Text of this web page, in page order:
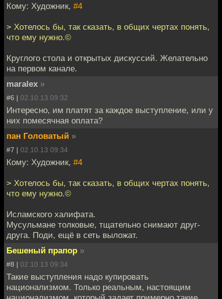
Кому: Художник, #4
> Хотелось бы, так сказать, в общих чертах понять,
что ему нужно.©
Круглого стола и открытых дискуссий. Желательно
на первом канале.
maralex »
#6 | 02.10.13 09:32
Интересно, им платят за каждое выступление, или у
них помесячная оплата?
пан Головатый »
#7 | 02.10.13 09:34
Кому: Художник, #4
> Хотелось бы, так сказать, в общих чертах понять,
что ему нужно.©
Исламского халифата.
Мусульмане толковые, тщательно снимают друг-
друга. Поди, ещё в сеть выложат.
Бешеный прапор »
#8 | 02.10.13 09:34
Такие выступления надо купировать
национализмом. Только реальным, настоящим